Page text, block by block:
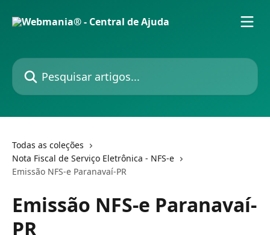
Pesquisar artigos...
Todas as coleções
Nota Fiscal de Serviço Eletrônica - NFS-e
Emissão NFS-e Paranavaí-PR
Emissão NFS-e Paranavaí-
PR